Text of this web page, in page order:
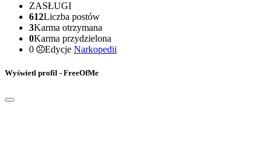
ZASŁUGI
612Liczba postów
3Karma otrzymana
0Karma przydzielona
0
Edycje Narkopedii
Wyświetl profil - FreeOfMe